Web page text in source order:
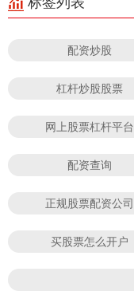
配资炒股
杠杆炒股股票
网上股票杠杆平台
配资查询
正规股票配资公司
买股票怎么开户